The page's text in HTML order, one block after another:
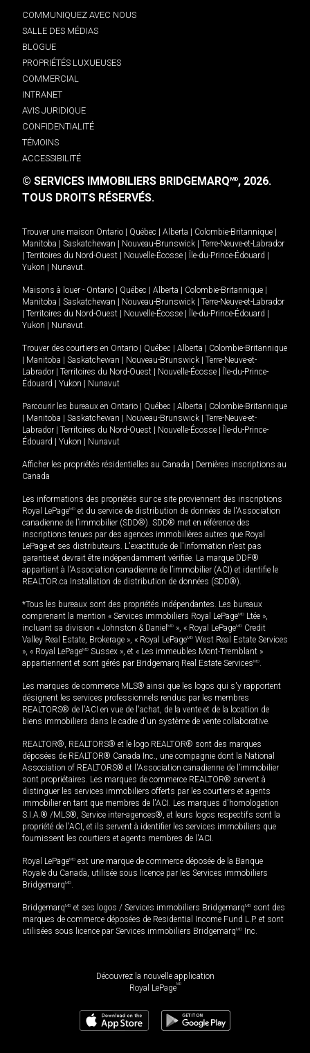
COMMUNIQUEZ AVEC NOUS
SALLE DES MÉDIAS
BLOGUE
PROPRIÉTÉS LUXUEUSES
COMMERCIAL
INTRANET
AVIS JURIDIQUE
CONFIDENTIALITÉ
TÉMOINS
ACCESSIBILITÉ
© SERVICES IMMOBILIERS BRIDGEMARQMD, 2026.
TOUS DROITS RÉSERVÉS.
Trouver une maison Ontario | Québec | Alberta | Colombie-Britannique |
Manitoba | Saskatchewan | Nouveau-Brunswick | Terre-Neuve-et-Labrador
| Territoires du Nord-Ouest | Nouvelle-Écosse | Île-du-Prince-Édouard |
Yukon | Nunavut
Maisons à louer - Ontario | Québec | Alberta | Colombie-Britannique |
Manitoba | Saskatchewan | Nouveau-Brunswick | Terre-Neuve-et-Labrador
| Territoires du Nord-Ouest | Nouvelle-Écosse | Île-du-Prince-Édouard |
Yukon | Nunavut
Trouver des courtiers en Ontario | Québec | Alberta | Colombie-Britannique
| Manitoba | Saskatchewan | Nouveau-Brunswick | Terre-Neuve-et-
Labrador | Territoires du Nord-Ouest | Nouvelle-Écosse | Île-du-Prince-
Édouard | Yukon | Nunavut
Parcourir les bureaux en Ontario | Québec | Alberta | Colombie-Britannique
| Manitoba | Saskatchewan | Nouveau-Brunswick | Terre-Neuve-et-
Labrador | Territoires du Nord-Ouest | Nouvelle-Écosse | Île-du-Prince-
Édouard | Yukon | Nunavut
Afficher les propriétés résidentielles au Canada | Dernières inscriptions au
Canada
Les informations des propriétés sur ce site proviennent des inscriptions
Royal LePageMD et du service de distribution de données de l'Association
canadienne de l’immobilier (SDD®). SDD® met en référence des
inscriptions tenues par des agences immobilières autres que Royal
LePage et ses distributeurs. L'exactitude de l'information n'est pas
garantie et devrait être indépendamment vérifiée. La marque DDF®
appartient à l'Association canadienne de l’immobilier (ACI) et identifie le
REALTOR.ca Installation de distribution de données (SDD®).
*Tous les bureaux sont des propriétés indépendantes. Les bureaux
comprenant la mention « Services immobiliers Royal LePageMD Ltée »,
incluant sa division « Johnston & Daniel MD », « Royal LePageMD Credit
Valley Real Estate, Brokerage », « Royal LePageMD West Real Estate Services
», « Royal LePageMD Sussex », et « Les immeubles Mont-Tremblant »
appartiennent et sont gérés par Bridgemarq Real Estate ServicesMD
Les marques de commerce MLS® ainsi que les logos qui s'y rapportent
désignent les services professionnels rendus par les membres
REALTORS® de l'ACI en vue de l'achat, de la vente et de la location de
biens immobiliers dans le cadre d'un système de vente collaborative.
REALTOR®, REALTORS® et le logo REALTOR® sont des marques
déposées de REALTOR® Canada Inc., une compagnie dont la National
Association of REALTORS® et l'Association canadienne de l’immobilier
sont propriétaires. Les marques de commerce REALTOR® servent à
distinguer les services immobiliers offerts par les courtiers et agents
immobilier en tant que membres de l'ACI. Les marques d'homologation
S.I.A.® /MLS®, Service inter-agences®, et leurs logos respectifs sont la
propriété de l'ACI, et ils servent à identifier les services immobiliers que
fournissent les courtiers et agents membres de l'ACI.
Royal LePageMD est une marque de commerce déposée de la Banque
Royale du Canada, utilisée sous licence par les Services immobiliers
BridgemarqMD
BridgemarqMD et ses logos / Services immobiliers BridgemarqMD sont des
marques de commerce déposées de Residential Income Fund L.P. et sont
utilisées sous licence par Services immobiliers BridgemarqMD Inc.
Découvrez la nouvelle application
Royal LePageMD